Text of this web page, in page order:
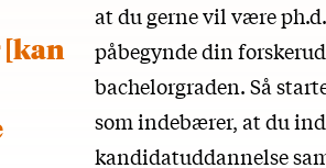
[kan
at du gerne vil være
påbegynde din
bachelorgraden. Så
som indebærer, at du
kandidatuddannelse